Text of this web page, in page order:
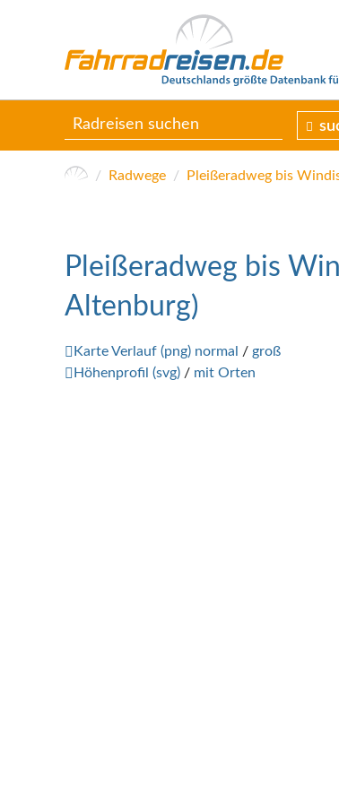
Radwege
Pleißeradweg bis
Altenburg)
Karte Verlauf (png) normal / groß
Höhenprofil (svg) / mit Orten